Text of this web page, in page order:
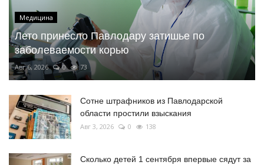
Медицина
Лето принесло Павлодару затишье по
заболеваемости корью
Авг 6, 2026 0 73
Сотне штрафников из Павлодарской
области простили взыскания
Авг 3, 2026 0 138
Сколько детей 1 сентября впервые сядут за